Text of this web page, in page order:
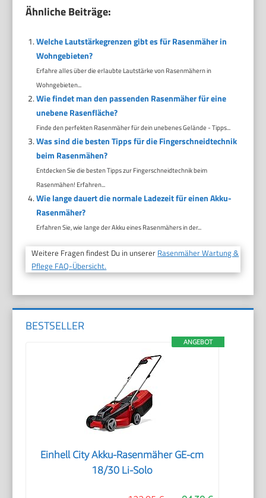
Ähnliche Beiträge:
Welche Lautstärkegrenzen gibt es für Rasenmäher in
Wohngebieten?
Erfahre alles über die erlaubte Lautstärke von Rasenmähern in
Wohngebieten...
Wie findet man den passenden Rasenmäher für eine
unebene Rasenfläche?
Finde den perfekten Rasenmäher für dein unebenes Gelände - Tipps...
Was sind die besten Tipps für die Fingerschneidtechnik
beim Rasenmähen?
Entdecken Sie die besten Tipps zur Fingerschneidtechnik beim
Rasenmähen! Erfahren...
Wie lange dauert die normale Ladezeit für einen Akku-
Rasenmäher?
Erfahren Sie, wie lange der Akku eines Rasenmähers in der...
Weitere Fragen findest Du in unserer Rasenmäher Wartung &
Pflege FAQ-Übersicht.
BESTSELLER
ANGEBOT
Einhell City Akku-Rasenmäher GE-cm
18/30 Li-Solo